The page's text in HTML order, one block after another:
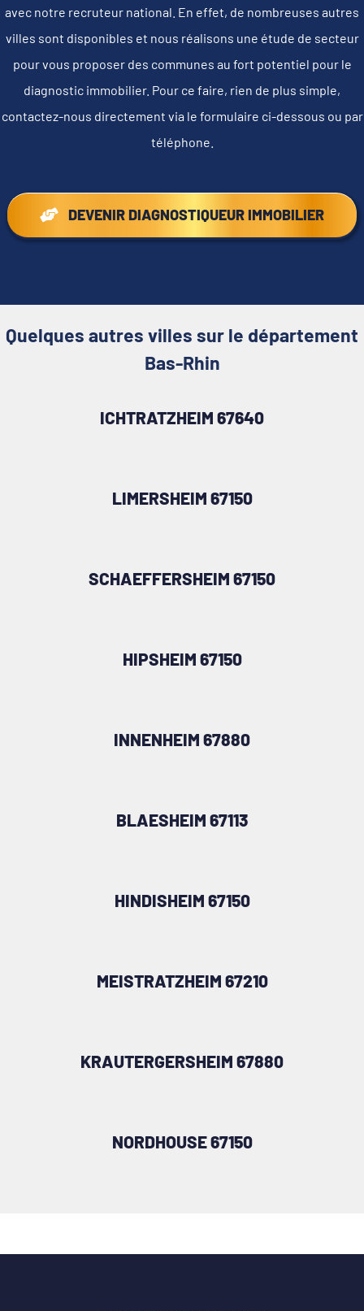
avec notre recruteur national. En effet, de nombreuses autres
villes sont disponibles et nous réalisons une étude de secteur
pour vous proposer des communes au fort potentiel pour le
diagnostic immobilier. Pour ce faire, rien de plus simple,
contactez-nous directement via le formulaire ci-dessous ou par
téléphone.
DEVENIR DIAGNOSTIQUEUR IMMOBILIER
Quelques autres villes sur le département
Bas-Rhin
ICHTRATZHEIM 67640
LIMERSHEIM 67150
SCHAEFFERSHEIM 67150
HIPSHEIM 67150
INNENHEIM 67880
BLAESHEIM 67113
HINDISHEIM 67150
MEISTRATZHEIM 67210
KRAUTERGERSHEIM 67880
NORDHOUSE 67150